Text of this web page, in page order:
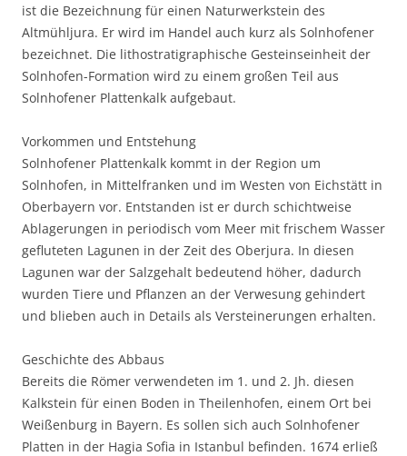
ist die Bezeichnung für einen Naturwerkstein des
Altmühljura. Er wird im Handel auch kurz als Solnhofener
bezeichnet. Die lithostratigraphische Gesteinseinheit der
Solnhofen-Formation wird zu einem großen Teil aus
Solnhofener Plattenkalk aufgebaut.
Vorkommen und Entstehung
Solnhofener Plattenkalk kommt in der Region um
Solnhofen, in Mittelfranken und im Westen von Eichstätt in
Oberbayern vor. Entstanden ist er durch schichtweise
Ablagerungen in periodisch vom Meer mit frischem Wasser
gefluteten Lagunen in der Zeit des Oberjura. In diesen
Lagunen war der Salzgehalt bedeutend höher, dadurch
wurden Tiere und Pflanzen an der Verwesung gehindert
und blieben auch in Details als Versteinerungen erhalten.
Geschichte des Abbaus
Bereits die Römer verwendeten im 1. und 2. Jh. diesen
Kalkstein für einen Boden in Theilenhofen, einem Ort bei
Weißenburg in Bayern. Es sollen sich auch Solnhofener
Platten in der Hagia Sofia in Istanbul befinden. 1674 erließ